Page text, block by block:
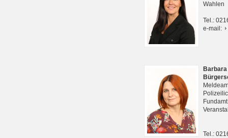
Wahlen
Tel.:
e-mail:
Tel.: